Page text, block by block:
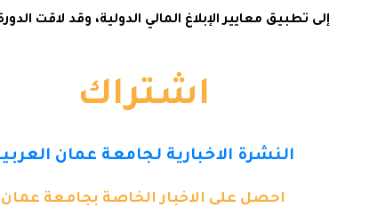
إلى تطبيق معايير الإبلاغ المالي الدولية، وقد لاقت
اشتراك
النشرة الاخبارية لجامعة عمان
احصل على الاخبار الخاصة بجامعة عمان